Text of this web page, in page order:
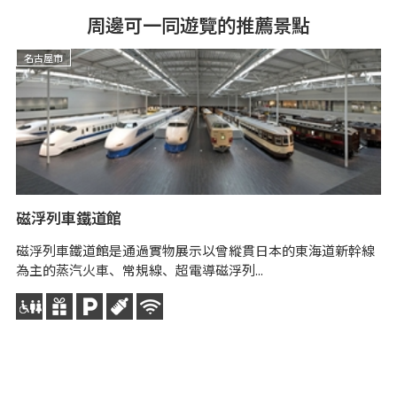
周邊可一同遊覽的推薦景點
名古屋市
磁浮列車鐵道館
磁浮列車鐵道館是通過實物展示以曾縱貫日本的東海道新幹線
為主的蒸汽火車、常規線、超電導磁浮列...